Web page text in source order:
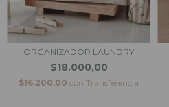
ORGANIZADOR LAUNDRY
$18.000,00
$16.200,00 con Transferencia